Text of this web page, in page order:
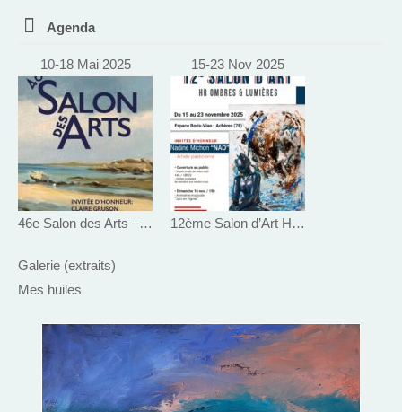
Agenda
10-18 Mai 2025
46e Salon des Arts – Le Pecq
15-23 Nov 2025
12ème Salon d’Art HR Ombres et Lumières
Galerie (extraits)
Mes huiles